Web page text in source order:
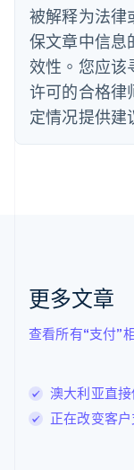
被解释为法律
保文章中信息
效性。您应该
许可的合格律
定情况提供建
更多文章
查看所有“支付”
澳大利亚直
正在改变客
Deutsch
法国
Français English
芬兰
EnglishSvenska
荷兰
加拿大
立陶宛
English
列支敦士登
罗马尼亚
English